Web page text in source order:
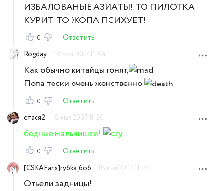
ИЗБАЛОВАНЫЕ АЗИАТЫ! ТО ПИЛОТКА
КУРИТ, ТО ЖОПА ПСИХУЕТ!
0
Ответить
Rogday
18 мая 2007 11:04
Как обычно китайцы гонят,
Попа тески очень женственно
0
Ответить
стася2
18 мая 2007 11:20
бедные мальчишки!
0
Ответить
[CSKAFans]ry6ka_6o6
18 мая 2007 11:23
Отьели задницы!